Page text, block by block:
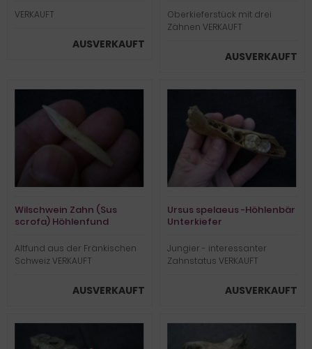
VERKAUFT
AUSVERKAUFT
Oberkieferstück mit drei
Zähnen VERKAUFT
AUSVERKAUFT
Wilschwein Zahn (Sus
scrofa) Höhlenfund
Altfund aus der Fränkischen
Schweiz VERKAUFT
AUSVERKAUFT
Ursus spelaeus -Höhlenbär
Unterkiefer
Jungier - interessanter
Zahnstatus VERKAUFT
AUSVERKAUFT